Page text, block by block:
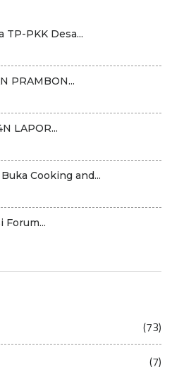
TP-PKK Desa...
PRAMBON...
LAPOR...
Cooking and...
Forum...
(73)
(7)